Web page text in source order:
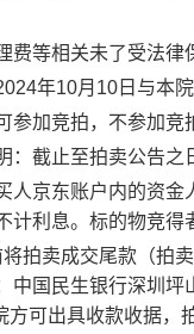
费等相关未了受法律
年10月 10 日 与本
参加竞拍，不参加
： 截止至拍卖公告之
人京东账户内的资金
计利息。标的物竞
将拍卖成交尾款（拍
中国民生银行深圳坪
方可出具收款收据，